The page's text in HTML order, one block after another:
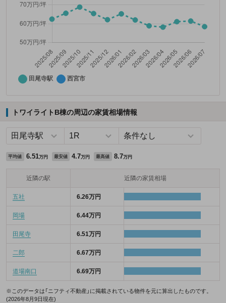
トワイライトB棟の周辺の家賃相場情報
平均値 6.51万円 最安値 4.7万円 最高値 8.7万円
近隣の駅 近隣の家賃相場
五社 6.26万円
岡場 6.44万円
田尾寺 6.51万円
二郎 6.67万円
道場南口 6.69万円
※このデータは「ニフティ不動産」に掲載されている物件を元に算出したものです。
(2026年8月9日現在)